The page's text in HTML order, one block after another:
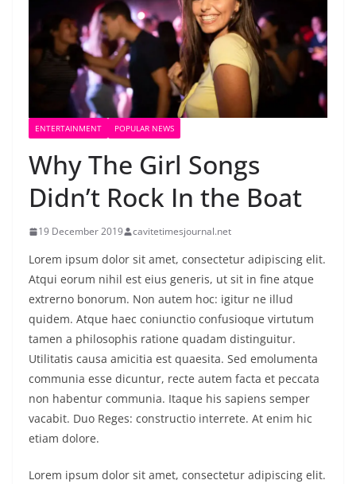
ENTERTAINMENT POPULAR NEWS
Why The Girl Songs
Didn’t Rock In the Boat
19 December 2019 cavitetimesjournal.net
Lorem ipsum dolor sit amet, consectetur adipiscing elit.
Atqui eorum nihil est eius generis, ut sit in fine atque
extrerno bonorum. Non autem hoc: igitur ne illud
quidem. Atque haec coniunctio confusioque virtutum
tamen a philosophis ratione quadam distinguitur.
Utilitatis causa amicitia est quaesita. Sed emolumenta
communia esse dicuntur, recte autem facta et peccata
non habentur communia. Itaque his sapiens semper
vacabit. Duo Reges: constructio interrete. At enim hic
etiam dolore.
Lorem ipsum dolor sit amet, consectetur adipiscing elit.